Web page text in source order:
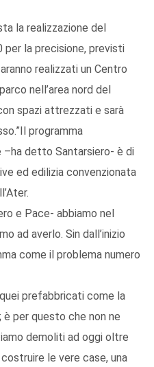
la realizzazione del
per la precisione, previsti
realizzati un Centro
nell’area nord del
spazi attrezzati e sarà
programma
–ha detto Santarsiero- è di
ed edilizia convenzionata
e Pace- abbiamo nel
ad averlo. Sin dall’inizio
come il problema numero
prefabbricati come la
per questo che non ne
demoliti ad oggi oltre
le vere case, una